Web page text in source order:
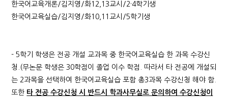
한국어교육개론/김지영/화12,13교시/2·4학기생
한국어교육실습/김지영/화10,11교시/5학기생
- 5학기 학생은 전공 개설 교과목 중 한국어교육실습 한 과목 수강신
청.(무논문 학생은 30학점이 졸업 이수 학점. 따라서 타 전공에 개설되
는 2과목을 선택하여 한국어교육실습 포함 총3과목 수강신청 해야 함.
또한 타 전공 수강신청 시 반드시 학과사무실로 문의하여 수강신청이